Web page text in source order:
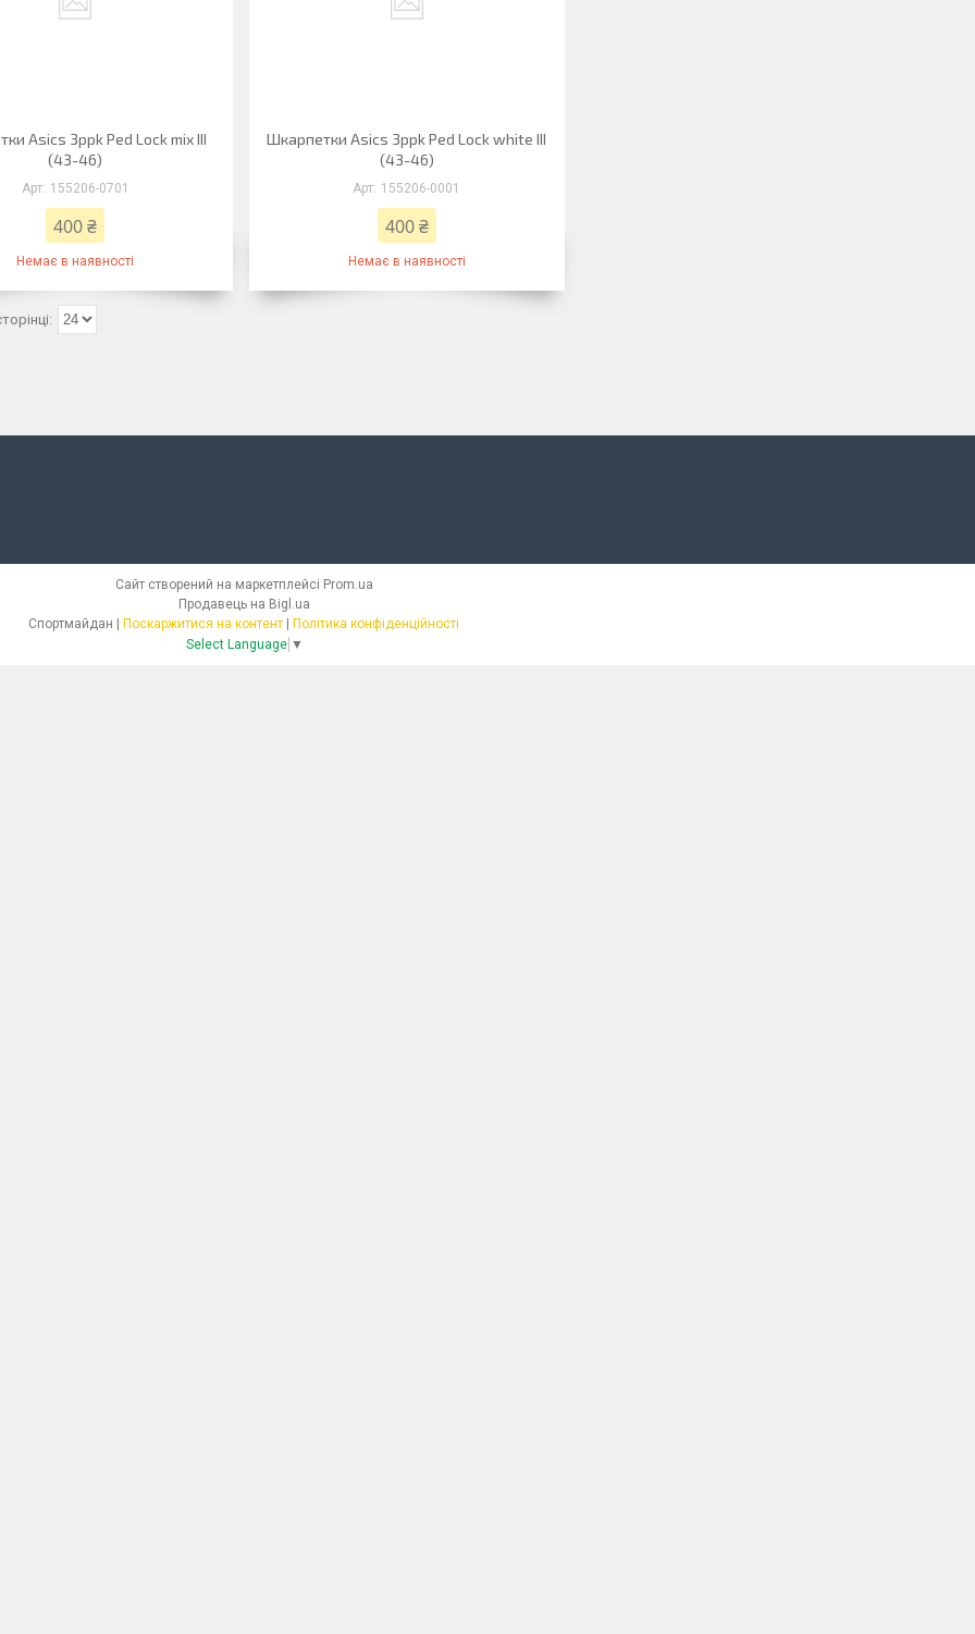
Asics 3ppk Ped Lock mix III
(43-46)
155206-0701
400 ₴
Немає в наявності
Шкарпетки Asics 3ppk Ped Lock white III
(43-46)
155206-0001
400 ₴
Немає в наявності
Сайт створений на маркетплейсі Prom.ua
Продавець на Bigl.ua
Поскаржитися на контент
Політика конфіденційності
Select Language ▼